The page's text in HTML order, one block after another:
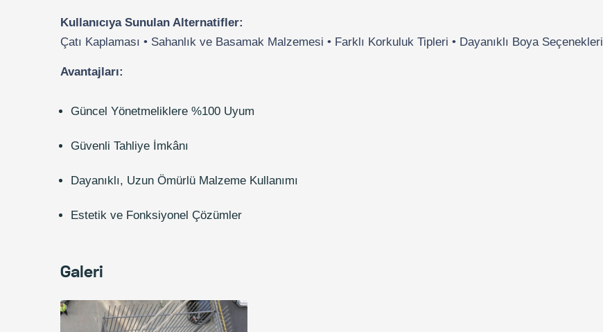
Kullanıcıya Sunulan Alternatifler:
Çatı Kaplaması • Sahanlık ve Basamak Malzemesi • Farklı Korkuluk Tipleri • Dayanıklı Boya Seçenekleri
Avantajları:
Güncel Yönetmeliklere %100 Uyum
Güvenli Tahliye İmkânı
Dayanıklı, Uzun Ömürlü Malzeme Kullanımı
Estetik ve Fonksiyonel Çözümler
Galeri